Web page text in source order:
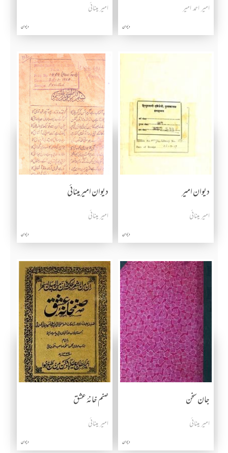
امیر احمد امیر
دیوان
امیر مینائی
دیوان
دیوان امیر
امیر مینائی
دیوان
دیوان امیر مینائی
امیر مینائی
دیوان
جان سخن
امیر مینائی
دیوان
صنم خانۂ عشق
امیر مینائی
دیوان